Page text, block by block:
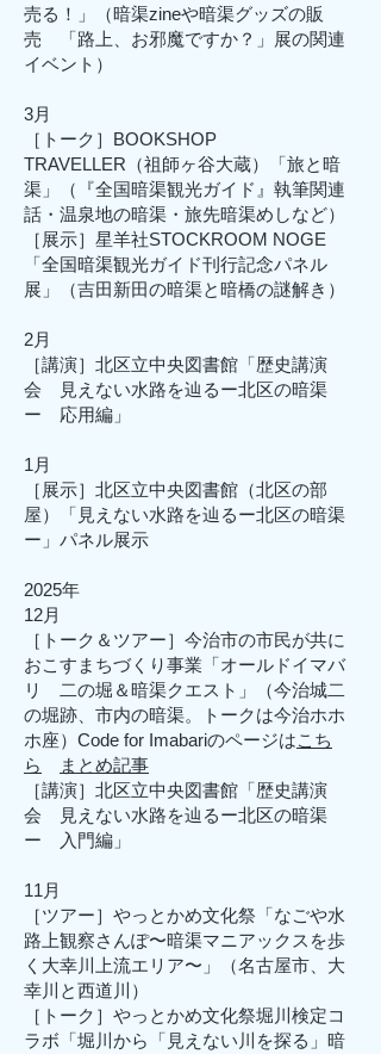
売る！」（暗渠zineや暗渠グッズの販
売 「路上、お邪魔ですか？」展の関連
イベント）
3月
［トーク］BOOKSHOP
TRAVELLER（祖師ヶ谷大蔵）「旅と暗
渠」（『全国暗渠観光ガイド』執筆関連
話・温泉地の暗渠・旅先暗渠めしなど）
［展示］星羊社STOCKROOM NOGE
「全国暗渠観光ガイド刊行記念パネル
展」（吉田新田の暗渠と暗橋の謎解き）
2月
［講演］ 北区立中央図書館「歴史講演
会 見えない水路を辿るー北区の暗渠
ー 応用編」
1月
［展示］ 北区立中央図書館（北区の部
屋）「見えない水路を辿るー北区の暗渠
ー」パネル展示
2025年​
12月
［トーク＆ツアー］今治市の市民が共に
おこすまちづくり事業「オールドイマバ
リ 二の堀＆暗渠クエスト」（今治城二
の堀跡、市内の暗渠。トークは今治ホホ
ホ座）Code for Imabariのページはこち
ら
まとめ記事
［​講演］北区立中央図書館「歴史講演
会 見えない水路を辿るー北区の暗渠
ー 入門編」
11月
［ツアー］やっとかめ文化祭「なごや水
路上観察さんぽ〜暗渠マニアックスを歩
く大幸川上流エリア〜」（名古屋市、大
幸川と西道川）
［トーク］やっとかめ文化祭堀川検定コ
ラボ「堀川から「見えない川を探る」暗